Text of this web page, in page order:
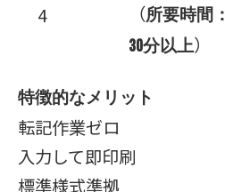
4
（所要時間：
30分以上）
特徴的なメリット
転記作業ゼロ
入力して即印刷
標準様式準拠